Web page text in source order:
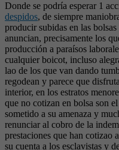
Donde se podría esperar 1
despidos, de siempre
producir subidas en las
anuncian, precisamente los
producción a paraísos
cualquier boicot, incluso
lao de los que van dando
regodean y parece que
interior, en los estratos
que no cotizan en bolsa son
sometido a su amenaza y
renunciar al cobro de la
prestaciones que han cotizao
su cuenta a los esclavistas y